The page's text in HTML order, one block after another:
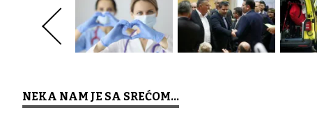
NEKA NAM JE SA SREĆOM...